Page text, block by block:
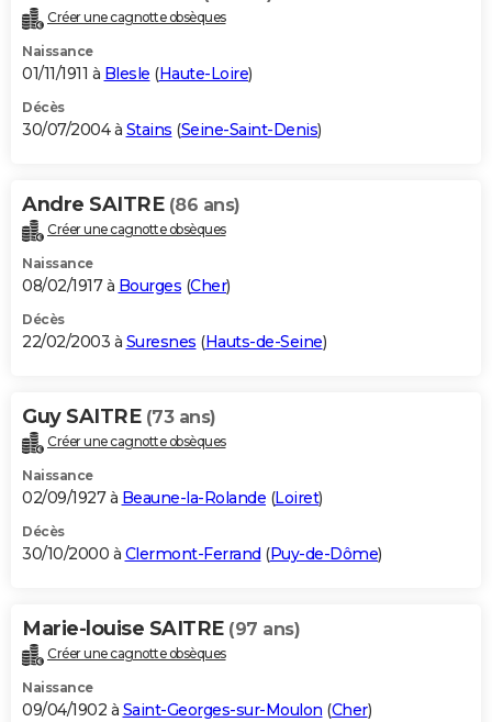
Créer une cagnotte obsèques
Naissance
01/11/1911 à Blesle (Haute-Loire)
Décès
30/07/2004 à Stains (Seine-Saint-Denis)
Andre SAITRE (86 ans)
Créer une cagnotte obsèques
Naissance
08/02/1917 à Bourges (Cher)
Décès
22/02/2003 à Suresnes (Hauts-de-Seine)
Guy SAITRE (73 ans)
Créer une cagnotte obsèques
Naissance
02/09/1927 à Beaune-la-Rolande (Loiret)
Décès
30/10/2000 à Clermont-Ferrand (Puy-de-Dôme)
Marie-louise SAITRE (97 ans)
Créer une cagnotte obsèques
Naissance
09/04/1902 à Saint-Georges-sur-Moulon (Cher)